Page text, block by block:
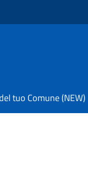
tuo Comune (NEW)